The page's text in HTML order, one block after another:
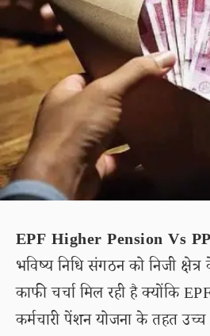
EPF Higher Pension Vs
भविष्य निधि संगठन को निजी
काफी चर्चा मिल रही है क्योंकि
कर्मचारी पेंशन योजना के तहत